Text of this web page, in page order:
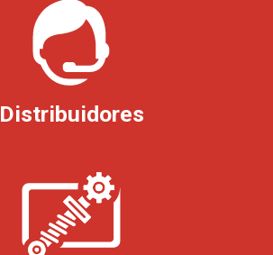
Distribuidores